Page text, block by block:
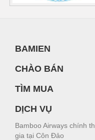
BAMIEN
CHÀO BÁN
TÌM MUA
DỊCH VỤ
Bamboo Airways chính
gia tại Côn Đảo